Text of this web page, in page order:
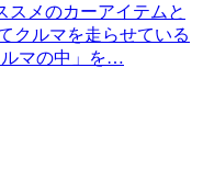
スメのカーアイテムと
クルマを走らせている
ルマの中」を…